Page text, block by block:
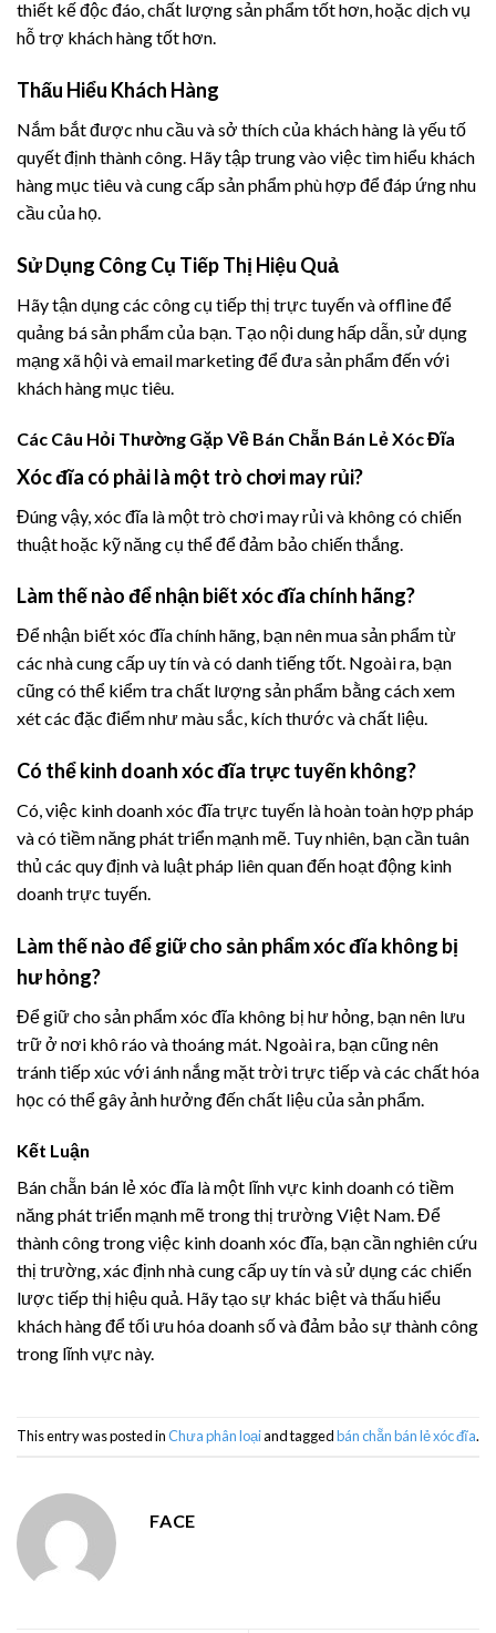
thiết kế độc đáo, chất lượng sản phẩm tốt hơn, hoặc dịch vụ
hỗ trợ khách hàng tốt hơn.
Thấu Hiểu Khách Hàng
Nắm bắt được nhu cầu và sở thích của khách hàng là yếu tố
quyết định thành công. Hãy tập trung vào việc tìm hiểu khách
hàng mục tiêu và cung cấp sản phẩm phù hợp để đáp ứng nhu
cầu của họ.
Sử Dụng Công Cụ Tiếp Thị Hiệu Quả
Hãy tận dụng các công cụ tiếp thị trực tuyến và offline để
quảng bá sản phẩm của bạn. Tạo nội dung hấp dẫn, sử dụng
mạng xã hội và email marketing để đưa sản phẩm đến với
khách hàng mục tiêu.
Các Câu Hỏi Thường Gặp Về Bán Chẵn Bán Lẻ Xóc Đĩa
Xóc đĩa có phải là một trò chơi may rủi?
Đúng vậy, xóc đĩa là một trò chơi may rủi và không có chiến
thuật hoặc kỹ năng cụ thể để đảm bảo chiến thắng.
Làm thế nào để nhận biết xóc đĩa chính hãng?
Để nhận biết xóc đĩa chính hãng, bạn nên mua sản phẩm từ
các nhà cung cấp uy tín và có danh tiếng tốt. Ngoài ra, bạn
cũng có thể kiểm tra chất lượng sản phẩm bằng cách xem
xét các đặc điểm như màu sắc, kích thước và chất liệu.
Có thể kinh doanh xóc đĩa trực tuyến không?
Có, việc kinh doanh xóc đĩa trực tuyến là hoàn toàn hợp pháp
và có tiềm năng phát triển mạnh mẽ. Tuy nhiên, bạn cần tuân
thủ các quy định và luật pháp liên quan đến hoạt động kinh
doanh trực tuyến.
Làm thế nào để giữ cho sản phẩm xóc đĩa không bị
hư hỏng?
Để giữ cho sản phẩm xóc đĩa không bị hư hỏng, bạn nên lưu
trữ ở nơi khô ráo và thoáng mát. Ngoài ra, bạn cũng nên
tránh tiếp xúc với ánh nắng mặt trời trực tiếp và các chất hóa
học có thể gây ảnh hưởng đến chất liệu của sản phẩm.
Kết Luận
Bán chẵn bán lẻ xóc đĩa là một lĩnh vực kinh doanh có tiềm
năng phát triển mạnh mẽ trong thị trường Việt Nam. Để
thành công trong việc kinh doanh xóc đĩa, bạn cần nghiên cứu
thị trường, xác định nhà cung cấp uy tín và sử dụng các chiến
lược tiếp thị hiệu quả. Hãy tạo sự khác biệt và thấu hiểu
khách hàng để tối ưu hóa doanh số và đảm bảo sự thành công
trong lĩnh vực này.
This entry was posted inChưa phân loạiand taggedbán chẵn bán lẻ xóc đĩa.
FACE